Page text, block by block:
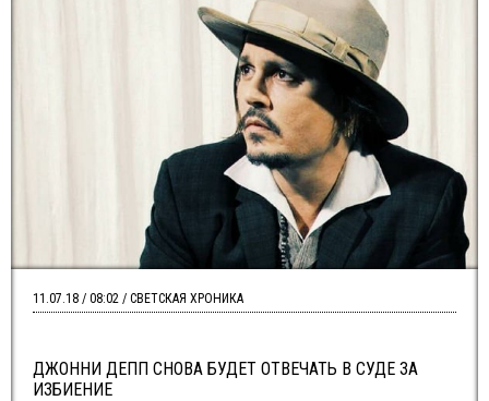
ДЖОННИ ДЕПП СНОВА БУДЕТ ОТВЕЧАТЬ В СУДЕ ЗА
ИЗБИЕНИЕ
11.07.18 / 08:02 / СВЕТСКАЯ ХРОНИКА